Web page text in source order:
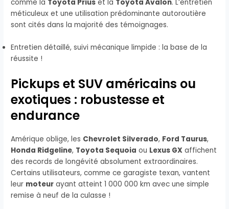
comme la Toyota Prius et la Toyota Avalon. L’entretien
méticuleux et une utilisation prédominante autoroutière
sont cités dans la majorité des témoignages.
Entretien détaillé, suivi mécanique limpide : la base de la
réussite !
Pickups et SUV américains ou
exotiques : robustesse et
endurance
Amérique oblige, les Chevrolet Silverado, Ford Taurus,
Honda Ridgeline, Toyota Sequoia ou Lexus GX affichent
des records de longévité absolument extraordinaires.
Certains utilisateurs, comme ce garagiste texan, vantent
leur moteur ayant atteint 1 000 000 km avec une simple
remise à neuf de la culasse !